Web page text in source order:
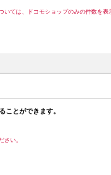
いては、ドコモショップのみの件数を
ことができます。
さい。